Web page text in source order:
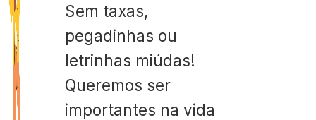
Sem taxas,
pegadinhas ou
letrinhas miúdas!
Queremos ser
importantes na vida